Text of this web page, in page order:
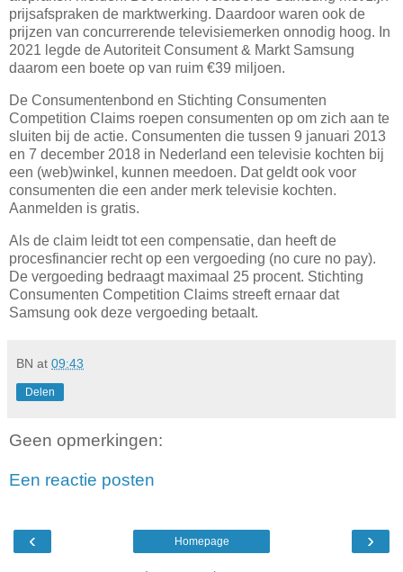
prijsafspraken de marktwerking. Daardoor waren ook de
prijzen van concurrerende televisiemerken onnodig hoog. In
2021 legde de Autoriteit Consument & Markt Samsung
daarom een boete op van ruim €39 miljoen.
De Consumentenbond en Stichting Consumenten
Competition Claims roepen consumenten op om zich aan te
sluiten bij de actie. Consumenten die tussen 9 januari 2013
en 7 december 2018 in Nederland een televisie kochten bij
een (web)winkel, kunnen meedoen. Dat geldt ook voor
consumenten die een ander merk televisie kochten.
Aanmelden is gratis.
Als de claim leidt tot een compensatie, dan heeft de
procesfinancier recht op een vergoeding (no cure no pay).
De vergoeding bedraagt maximaal 25 procent. Stichting
Consumenten Competition Claims streeft ernaar dat
Samsung ook deze vergoeding betaalt.
BN at 09:43
Delen
Geen opmerkingen:
Een reactie posten
‹ ›
Homepage